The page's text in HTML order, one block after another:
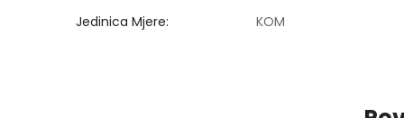
Jedinica Mjere KOM